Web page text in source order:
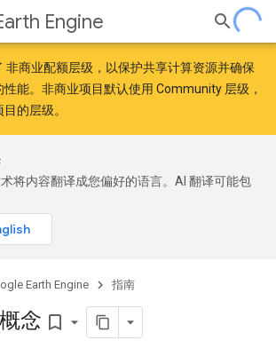
Engine
非商业配额层级 ，以保护共享计算资源并确保
能。非商业项目默认使用 Community 层级，
的层级。
将内容翻译成您偏好的语言。AI 翻译可能包
Earth Engine 指南
念 bookmark_border